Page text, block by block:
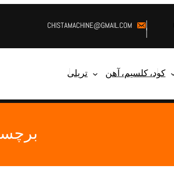
CHISTAMACHINE@GMAIL.COM
کود، کلسیم، آهن تریلی